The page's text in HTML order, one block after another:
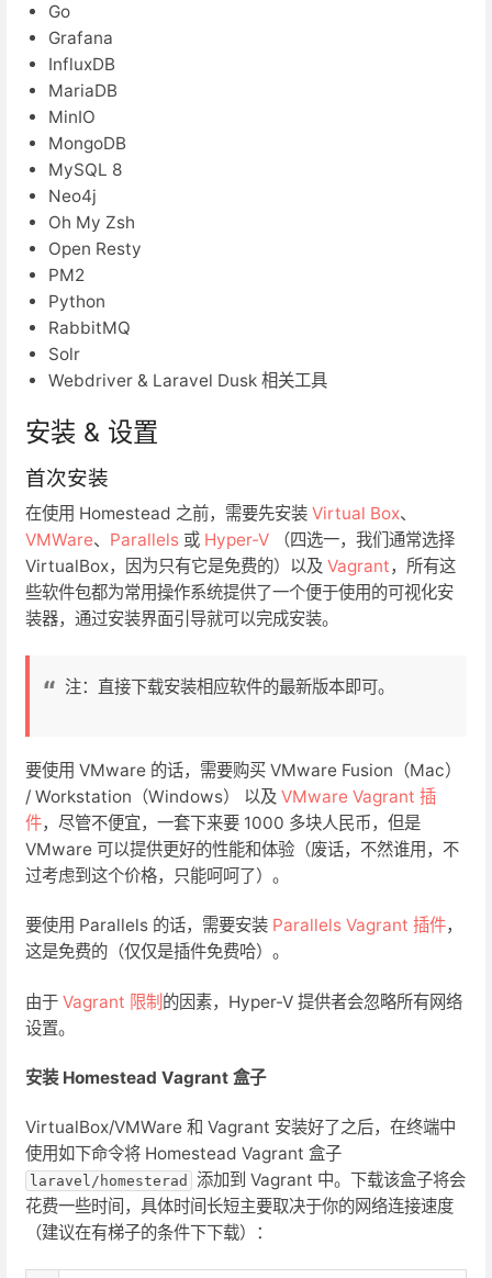
Go
Grafana
InfluxDB
MariaDB
MinIO
MongoDB
MySQL 8
Neo4j
Oh My Zsh
Open Resty
PM2
Python
RabbitMQ
Solr
Webdriver & Laravel Dusk 相关工具
安装 & 设置
首次安装
在使用 Homestead 之前，需要先安装 Virtual Box、
VMWare、 Parallels 或 Hyper-V （四选一，我们通常选择
VirtualBox，因为只有它是免费的）以及 Vagrant，所有这
些软件包都为常用操作系统提供了一个便于使用的可视化安
装器，通过安装界面引导就可以完成安装。
注：直接下载安装相应软件的最新版本即可。
要使用 VMware 的话，需要购买 VMware Fusion（Mac）
/ Workstation（Windows） 以及 VMware Vagrant 插
件，尽管不便宜，一套下来要 1000 多块人民币，但是
VMware 可以提供更好的性能和体验（废话，不然谁用，不
过考虑到这个价格，只能呵呵了）。
要使用 Parallels 的话，需要安装 Parallels Vagrant 插件，
这是免费的（仅仅是插件免费哈）。
由于 Vagrant 限制 的因素，Hyper-V 提供者会忽略所有网络
设置。
安装 Homestead Vagrant 盒子
VirtualBox/VMWare 和 Vagrant 安装好了之后，在终端中
使用如下命令将 Homestead Vagrant 盒子
laravel/homesterad
添加到 Vagrant 中。下载该盒子将会
花费一些时间，具体时间长短主要取决于你的网络连接速度
（建议在有梯子的条件下下载）：